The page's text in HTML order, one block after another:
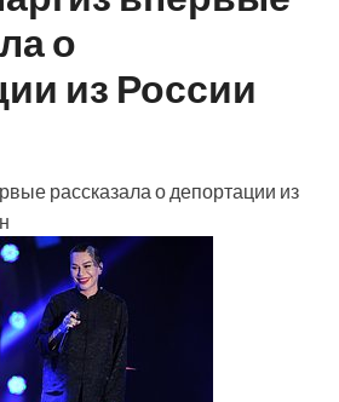
о
из России
рассказала о депортации из